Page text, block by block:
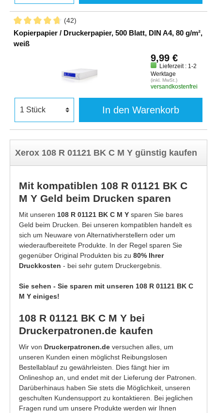
(42)
Kopierpapier / Druckerpapier, 500 Blatt, DIN A4, 80 g/m²,
weiß
9,99 €
Lieferzeit : 1-2
Werktage
(inkl. MwSt.)
versandkostenfrei
In den Warenkorb
Xerox 108 R 01121 BK C M Y günstig kaufen
Mit kompatiblen 108 R 01121 BK C
M Y Geld beim Drucken sparen
Mit unseren 108 R 01121 BK C M Y sparen Sie bares
Geld beim Drucken. Bei unseren kompatiblen handelt es
sich um Neuware von Alternativherstellern oder um
wiederaufbereitete Produkte. In der Regel sparen Sie
gegenüber Original Produkten bis zu 80% Ihrer
Druckkosten - bei sehr gutem Druckergebnis.
Sie sehen - Sie sparen mit unseren 108 R 01121 BK C
M Y einiges!
108 R 01121 BK C M Y bei
Druckerpatronen.de kaufen
Wir von Druckerpatronen.de versuchen alles, um
unseren Kunden einen möglichst Reibungslosen
Bestellablauf zu gewährleisten. Dies fängt hier im
Onlineshop an, und endet mit der Lieferung der Patronen.
Darüberhinaus haben Sie stets die Möglichkeit, unseren
geschulten Kundensupport zu kontaktieren. Bei jeglichen
Fragen rund um unsere Produkte werden wir Ihnen